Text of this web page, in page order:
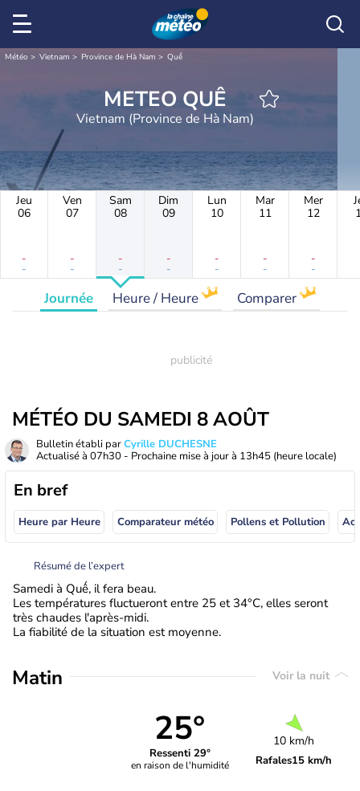
Météo Vietnam Province de Hà Nam Quế
METEO QUẾ
Vietnam (Province de Hà Nam)
Jeu
06
-
-
Ven
07
-
-
Sam
08
-
-
Dim
09
-
-
Lun
10
-
-
Mar
11
-
-
Mer
12
-
-
Journée Heure / Heure Comparer
MÉTÉO DU SAMEDI 8 AOÛT
Bulletin établi parCyrille DUCHESNE
Actualisé à 07h30 - Prochaine mise à jour à 13h45 (heure locale)
En bref
Heure par Heure Comparateur météo Pollens et Pollution
Résumé de l’expert
Samedi à Quế, il fera beau.
Les températures fluctueront entre 25 et 34°C, elles seront
très chaudes l'après-midi.
La fiabilité de la situation est moyenne.
Matin Voir la nuit
25°
Ressenti 29°
en raison de l'humidité
10 km/h
Rafales15 km/h